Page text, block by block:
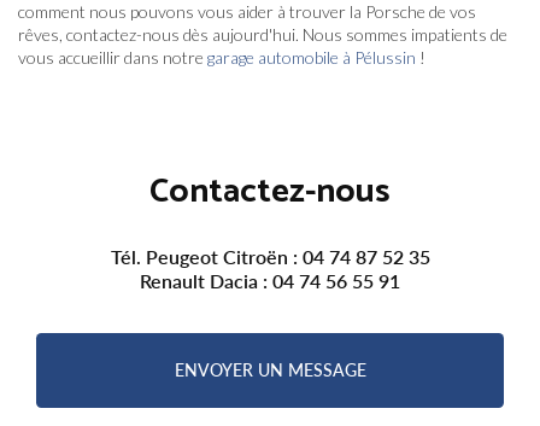
comment nous pouvons vous aider à trouver la Porsche de vos
rêves, contactez-nous dès aujourd'hui. Nous sommes impatients de
vous accueillir dans notre garage automobile à Pélussin !
Contactez-nous
Tél. Peugeot Citroën : 04 74 87 52 35
Renault Dacia : 04 74 56 55 91
ENVOYER UN MESSAGE